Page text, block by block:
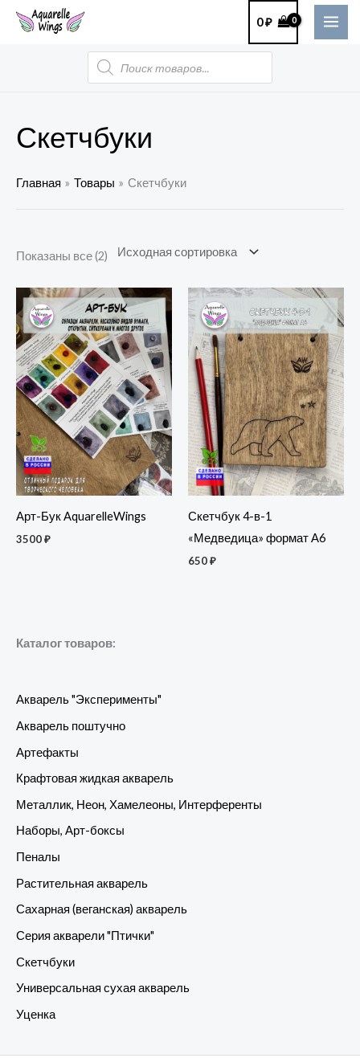
Перейти
0₽
Поиск
товаров
Каталог товаров:
Акварель "Эксперименты"
Акварель поштучно
Артефакты
Крафтовая жидкая акварель
Металлик, Неон, Хамелеоны, Интерференты
Наборы, Арт-боксы
Пеналы
Растительная акварель
Сахарная (веганская) акварель
Серия акварели "Птички"
Скетчбуки
Универсальная сухая акварель
Уценка
Скетчбуки
Главная Товары Скетчбуки
Показаны все (2)
Арт-Бук AquarelleWings
3500₽
Скетчбук 4-в-1
«Медведица» формат А6
650₽